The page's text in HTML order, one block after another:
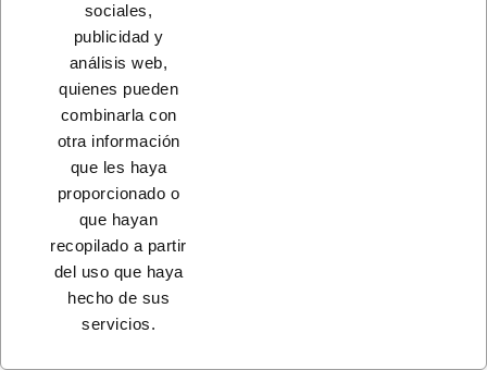
NUESTRA EMPRESA
© 2023 - Coferdroza, S. Coop. Ltda.
sociales,
publicidad y
análisis web,
quienes pueden
combinarla con
otra información
que les haya
proporcionado o
que hayan
recopilado a partir
del uso que haya
hecho de sus
servicios.